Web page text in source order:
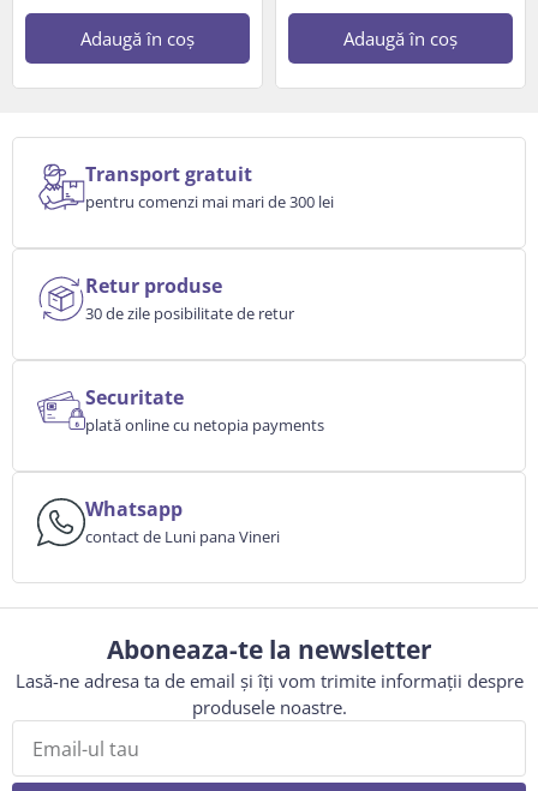
Adaugă în coș Adaugă în coș
Transport gratuit
pentru comenzi mai mari de 300 lei
Retur produse
30 de zile posibilitate de retur
Securitate
plată online cu netopia payments
Whatsapp
contact de Luni pana Vineri
Aboneaza-te la newsletter
Lasă-ne adresa ta de email și îți vom trimite informații despre
produsele noastre.